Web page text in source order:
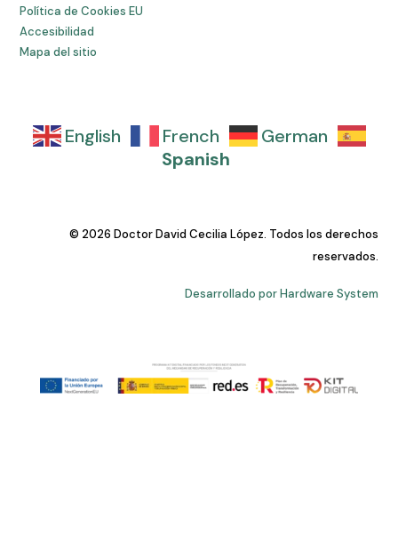
Política de Cookies EU
Accesibilidad
Mapa del sitio
English French
German
Spanish
© 2026 Doctor David Cecilia López. Todos los derechos
reservados.
Desarrollado por Hardware System